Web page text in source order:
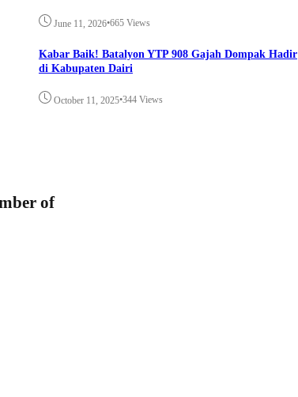
June 11, 2026•665 Views
Kabar Baik! Batalyon YTP 908 Gajah Dompak Hadir
di Kabupaten Dairi
October 11, 2025•344 Views
of